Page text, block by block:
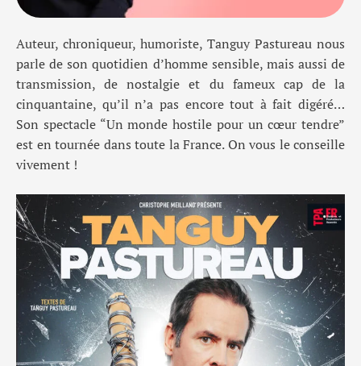
Auteur, chroniqueur, humoriste, Tanguy Pastureau nous
parlede son quotidien d’homme sensible, mais aussi de
transmission, de nostalgie et du fameux cap de la
cinquantaine, qu’il n’a pas encore tout à fait digéré…
Son spectacle “Un monde hostile pour uncœur tendre”
est en tournée dans toute la France. On vous le conseille
vivement !